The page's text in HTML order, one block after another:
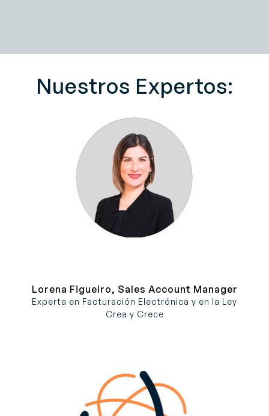
Nuestros Expertos:
Lorena Figueiro, Sales Account Manager
Experta en Facturación Electrónica y en la Ley
Crea y Crece